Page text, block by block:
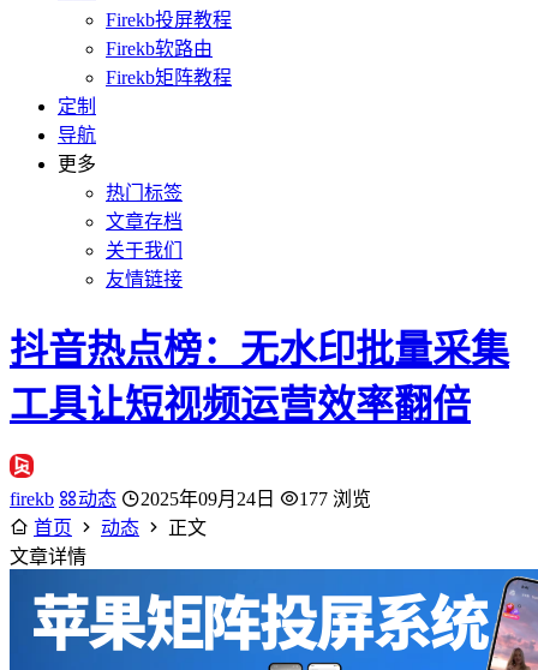
Firekb投屏教程
Firekb软路由
Firekb矩阵教程
定制
导航
更多
热门标签
文章存档
关于我们
友情链接
抖音热点榜：无水印批量采集
工具让短视频运营效率翻倍
firekb 动态 2025年09月24日
177 浏览
首页
动态
正文
文章详情